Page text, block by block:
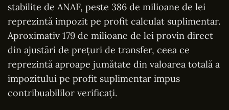
stabilite de ANAF, peste 386 de milioane de lei
reprezintă impozit pe profit calculat suplimentar.
Aproximativ 179 de milioane de lei provin direct
din ajustări de prețuri de transfer, ceea ce
reprezintă aproape jumătate din valoarea totală a
impozitului pe profit suplimentar impus
contribuabililor verificați.